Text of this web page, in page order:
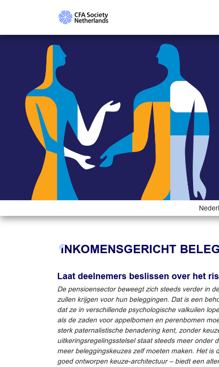
INKOMENSGERICHT
Laat deelnemers beslissen over het
De pensioensector beweegt zich steeds verder in
zullen krijgen voor hun beleggingen. Dat is een
dat ze in verschillende psychologische valkuilen
als de zaden voor appelbomen en perenbomen
sterk paternalistische benadering kent, zonder
uitkeringsregelingsstelsel staat steeds meer onder
meer beleggingskeuzes zelf moeten maken. Het
goed ontworpen keuze-architectuur – biedt een